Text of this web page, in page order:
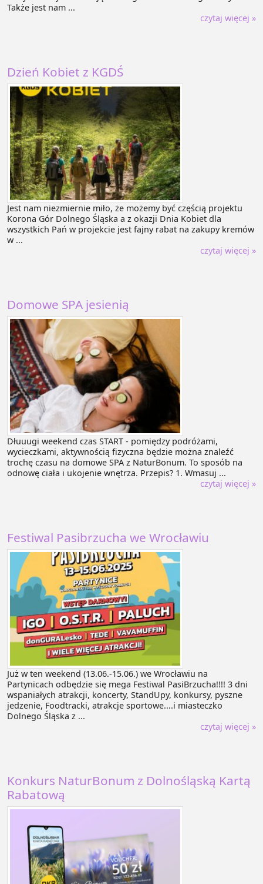
Także jest nam ...
czytaj więcej »
Dzień Kobiet z KGDŚ
Jest nam niezmiernie miło, że możemy być częścią projektu
Korona Gór Dolnego Śląska a z okazji Dnia Kobiet dla
wszystkich Pań w projekcie jest fajny rabat na zakupy kremów
w ...
czytaj więcej »
Domowe SPA jesienią
Dłuuugi weekend czas START - pomiędzy podróżami,
wycieczkami, aktywnością fizyczna będzie można znaleźć
trochę czasu na domowe SPA z NaturBonum. To sposób na
odnowę ciała i ukojenie wnętrza. Przepis? 1. Wmasuj ...
czytaj więcej »
Festiwal Pasibrzucha we Wrocławiu
Już w ten weekend (13.06.-15.06.) we Wrocławiu na
Partynicach odbędzie się mega Festiwal PasiBrzucha!!!! 3 dni
wspaniałych atrakcji, koncerty, StandUpy, konkursy, pyszne
jedzenie, Foodtracki, atrakcje sportowe....i miasteczko
Dolnego Śląska z ...
czytaj więcej »
Konkurs NaturBonum z Dolnośląską Kartą
Rabatową